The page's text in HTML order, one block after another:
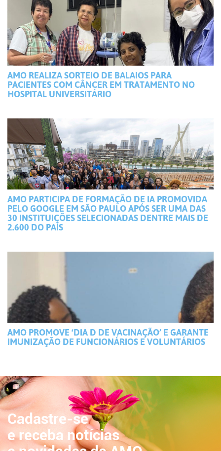
AMO REALIZA SORTEIO DE BALAIOS PARA
PACIENTES COM CÂNCER EM TRATAMENTO NO
HOSPITAL UNIVERSITÁRIO
AMO PARTICIPA DE FORMAÇÃO DE IA PROMOVIDA
PELO GOOGLE EM SÃO PAULO APÓS SER UMA DAS
30 INSTITUIÇÕES SELECIONADAS DENTRE MAIS DE
2.600 DO PAÍS
AMO PROMOVE ‘DIA D DE VACINAÇÃO’ E GARANTE
IMUNIZAÇÃO DE FUNCIONÁRIOS E VOLUNTÁRIOS
Cadastre-se
e receba notícias